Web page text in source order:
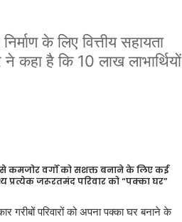
के लिए वित्तीय सहायता
कहा है कि 10 लाख लाभार्थियों
कमजोर वर्गों को सशक्त बनाने के लिए कई
प्रत्येक जरूरतमंद परिवार को “पक्का घर”
गरीबों परिवारों को अपना पक्का घर बनाने के